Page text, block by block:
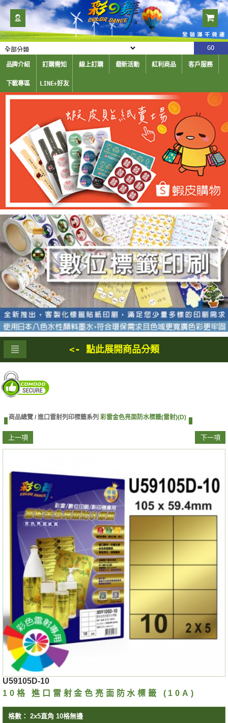
品牌介紹 訂購需知 線上訂購 最新活動 紅利商品 客戶服務
下載專區 LINE+好友
<- 點此展開商品分類
商品總覽 / 進口雷射列印標籤系列 彩雷金色亮面防水標籤(雷射)(D)
上一項 下一項
U59105D-10
10格 進口雷射金色亮面防水標籤 (10A)
格數： 2x5直角 10格無邊